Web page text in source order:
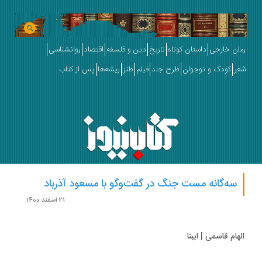
خارجی داستان کوتاه تاریخ دین و فلسفه اقتصاد روانشناسی
کودک و نوجوان طرح جلد فیلم طنز ریشه‌ها پس از کتاب
سه‌گانه مست جنگ در گفت‌وگو با مسعود آذرباد
قاسمی | ایبنا